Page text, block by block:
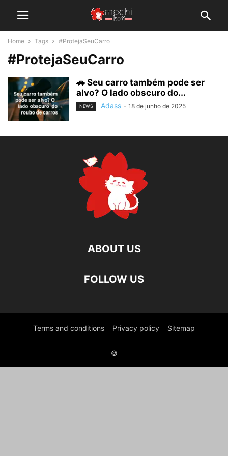
Home Tags #ProtejaSeuCarro
#ProtejaSeuCarro
🚗 Seu carro também pode ser
alvo? O lado obscuro do...
NEWS Adass - 18 de junho de 2025
ABOUT US
FOLLOW US
Terms and conditions Privacy policy Sitemap
©